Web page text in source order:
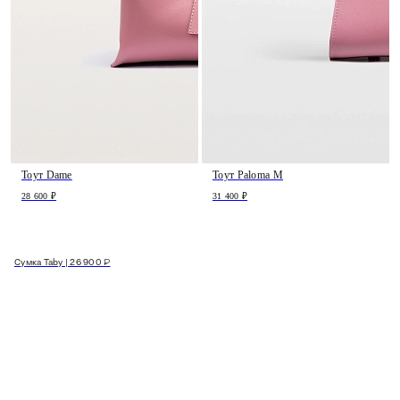
Тоут Dame
28 600 ₽
Тоут Paloma M
31 400 ₽
Сумка Taby | 26 900 ₽